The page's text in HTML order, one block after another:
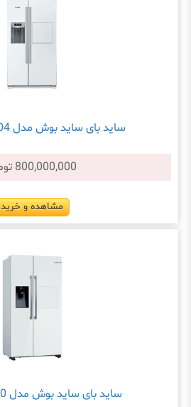
ساید بای ساید بوش مدل KAG90AW204
800,000,000 تومان
مشاهده و خرید
ساید بای ساید بوش مدل KAG93AW30